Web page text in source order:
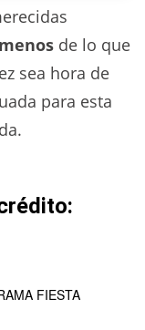
de lo que
sea hora de
para esta
FIESTA